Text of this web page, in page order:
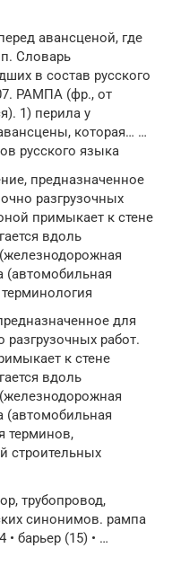
авансценой, где
Словарь
в состав русского
РАМПА (фр., от
1) перила у
которая… …
русского языка
предназначенное
разгрузочных
примыкает к стене
вдоль
(автомобильная
для
разгрузочных работ.
к стене
вдоль
(автомобильная
терминов,
строительных
трубопровод,
синонимов. рампа
барьер (15) • …